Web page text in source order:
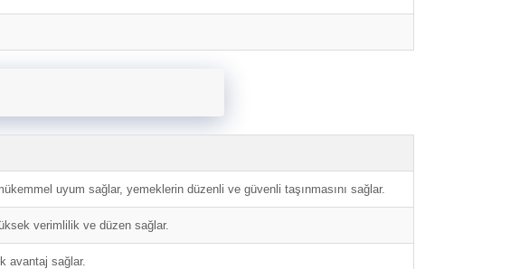
uyum sağlar, yemeklerin düzenli ve güvenli taşınmasını sağlar.
verimlilik ve düzen sağlar.
avantaj sağlar.